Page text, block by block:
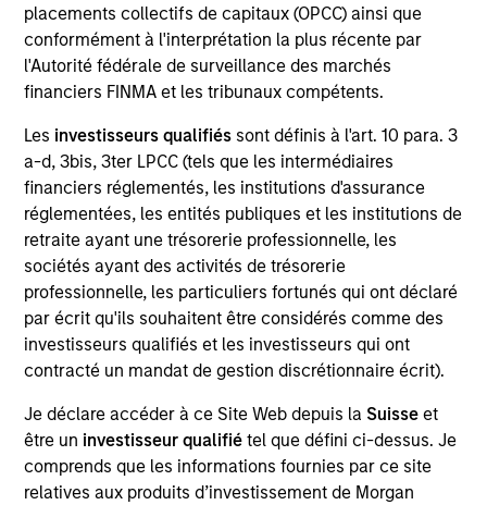
placements collectifs de capitaux (OPCC) ainsi que
conformément à l'interprétation la plus récente par
l'Autorité fédérale de surveillance des marchés
financiers FINMA et les tribunaux compétents.
Les investisseurs qualifiés sont définis à l'art. 10 para. 3
a-d, 3bis, 3ter LPCC (tels que les intermédiaires
financiers réglementés, les institutions d'assurance
réglementées, les entités publiques et les institutions de
retraite ayant une trésorerie professionnelle, les
sociétés ayant des activités de trésorerie
professionnelle, les particuliers fortunés qui ont déclaré
par écrit qu'ils souhaitent être considérés comme des
investisseurs qualifiés et les investisseurs qui ont
contracté un mandat de gestion discrétionnaire écrit).
Je déclare accéder à ce Site Web depuis la Suisse et
être un investisseur qualifiétel que défini ci-dessus. Je
comprends que les informations fournies par ce site
relatives aux produits d’investissement de Morgan
COUNTRY
United States
Invested on
Jun 1995
Transaction Type
Follow-On
Realization Date
Jan 1997
Cytyc (NASDAQ:CYTC) develops diagnostic systems for
cervical cancer screening.
Investment Team
Morgan Stanley Expansion Capital